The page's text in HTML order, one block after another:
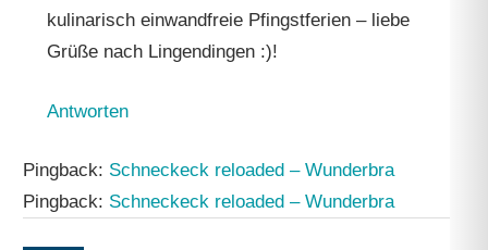
kulinarisch einwandfreie Pfingstferien – liebe
Grüße nach Lingendingen :)!
Antworten
Pingback: Schneckeck reloaded – Wunderbra
Pingback: Schneckeck reloaded – Wunderbra